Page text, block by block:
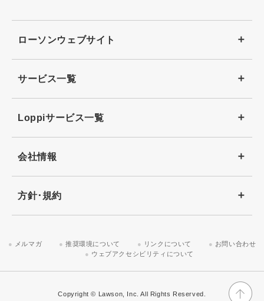
ローソンウェブサイト
サービス一覧
Loppiサービス一覧
会社情報
方針･規約
メルマガ 推奨環境について リンクについて
お問い合わせ
ウェブアクセシビリティについて
Copyright © Lawson, Inc. All Rights Reserved.